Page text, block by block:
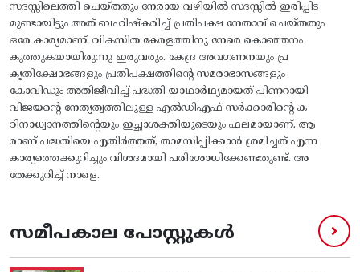
സദസ്സിലെത്തി ചെയ്തതും നേരായ വഴിയിൽ സദസ്സിൽ ഇരിപ്പിട
മുണ്ടായിട്ടും അത് ബഹിഷ്‌കരിച്ച് പ്രതിപക്ഷ നേതാവ് ചെയ്തതും
ഒരേ കാര്യമാണ്. വികസിത കേരളത്തിനു നേരെ കൊഞ്ഞനം
കുത്തുകയായിരുന്നു ഇരുവരും. കേന്ദ്ര അവഗണനയും പ്ര
കൃതിക്ഷോഭങ്ങളും പ്രതിപക്ഷത്തിന്റെ സമരാഭാസങ്ങളും
കോവിഡും അതിജീവിച്ച് പദ്ധതി യാഥാർഥ്യമായത് പിണറായി
വിജയന്റെ നേതൃത്വത്തിലുള്ള എൽഡിഎഫ് സർക്കാരിന്റെ ക
ഠിനാധ്വാനത്തിന്റെയും ഇച്ഛാശക്തിയുടെയും ഫലമായാണ്. ആ
രാണ് പദ്ധതിയെ എതിർത്തത്, താമസിപ്പിക്കാൻ ശ്രമിച്ചത് എന്ന
കാര്യത്തെക്കുറിച്ചും വിശദമായി പരിശോധിക്കേണ്ടതുണ്ട്. അ
തേക്കുറിച്ച്‌ നാളെ.
സമീപകാല പോസ്റ്റുകൾ